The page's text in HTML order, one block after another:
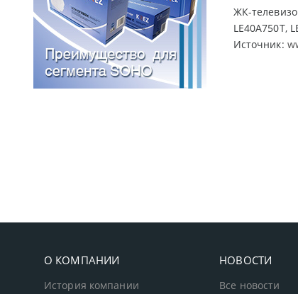
ЖК-
LE40A750T,
Источник:
О КОМПАНИИ
История компании
НОВОСТИ
Все новости